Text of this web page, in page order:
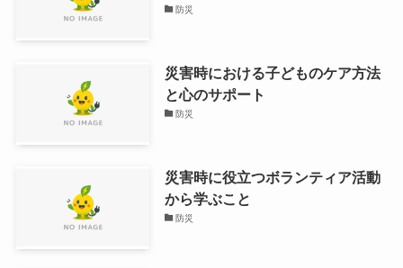
防災
災害時における子どものケア方法
と心のサポート
防災
災害時に役立つボランティア活動
から学ぶこと
防災